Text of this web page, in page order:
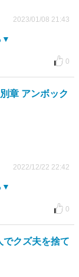
2023/01/08 21:43
0
章 アンボック
2022/12/22 22:42
0
クズ夫を捨て